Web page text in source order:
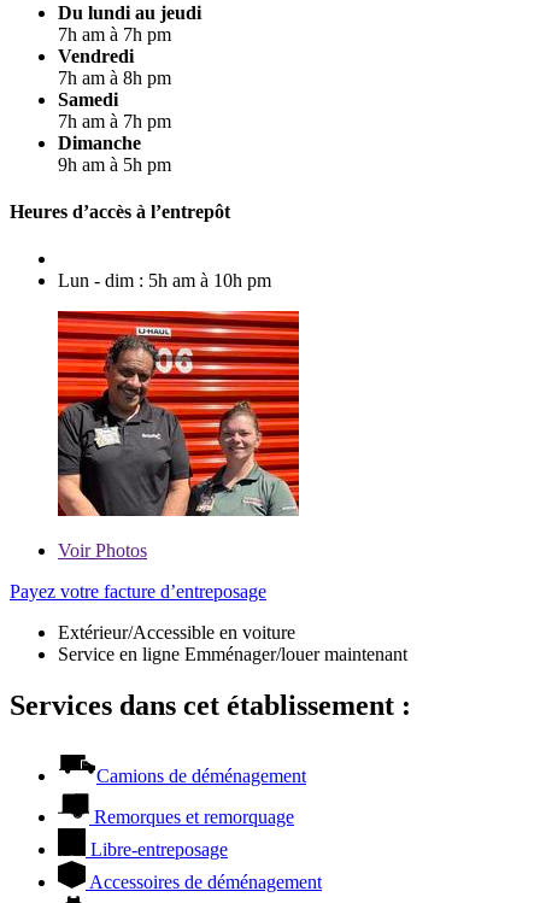
Du lundi au jeudi
7h am à 7h pm
Vendredi
7h am à 8h pm
Samedi
7h am à 7h pm
Dimanche
9h am à 5h pm
Heures d’accès à l’entrepôt
Lun - dim : 5h am à 10h pm
VoirPhotos
Payez votre facture d’entreposage
Extérieur/Accessible en voiture
Service en ligne Emménager/louer maintenant
Services dans cet établissement :
Camions de déménagement
Remorques et remorquage
Libre-entreposage
Accessoires de déménagement